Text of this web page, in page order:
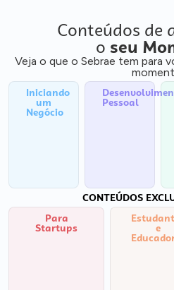
Conteúdos de
o seu
Veja o que o Sebrae tem para
Iniciando
um
Negócio
Pessoal
CONTEÚDOS
Para
Startups e